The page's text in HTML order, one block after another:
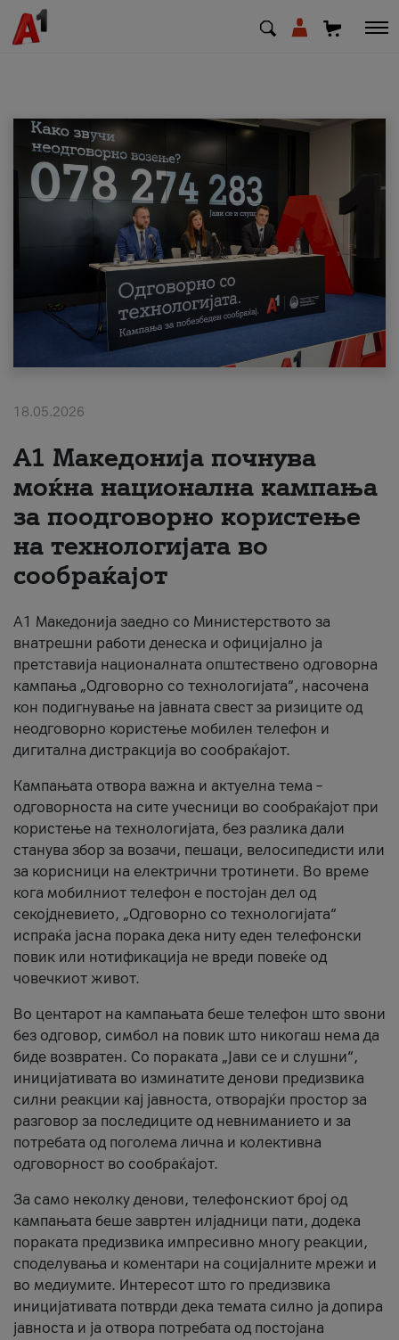
МК EN SQ
Деловни
Поддршка
Надополни кредит
#ПодобарОнлајн
18.05.2026
A1 Македонија почнува
моќна национална кампања
за поодговорно користење
на технологијата во
сообраќајот
A1 Македонија заедно со Министерството за
внатрешни работи денеска и официјално ја
претставија националната општествено одговорна
кампања „Одговорно со технологијата“, насочена
кон подигнување на јавната свест за ризиците од
неодговорно користење мобилен телефон и
дигитална дистракција во сообраќајот.
Кампањата отвора важна и актуелна тема –
одговорноста на сите учесници во сообраќајот при
користење на технологијата, без разлика дали
станува збор за возачи, пешаци, велосипедисти или
за корисници на електрични тротинети. Во време
кога мобилниот телефон е постојан дел од
секојдневието, „Одговорно со технологијата“
испраќа јасна порака дека ниту еден телефонски
повик или нотификација не вреди повеќе од
човечкиот живот.
Во центарот на кампањата беше телефон што ѕвони
без одговор, симбол на повик што никогаш нема да
биде возвратен. Со пораката „Јави се и слушни“,
иницијативата во изминатите денови предизвика
силни реакции кај јавноста, отворајќи простор за
разговор за последиците од невниманието и за
потребата од поголема лична и колективна
одговорност во сообраќајот.
За само неколку денови, телефонскиот број од
кампањата беше завртен илјадници пати, додека
пораката предизвика импресивно многу реакции,
споделувања и коментари на социјалните мрежи и
во медиумите. Интересот што го предизвика
иницијативата потврди дека темата силно ја допира
јавноста и ја отвора потребата од постојана